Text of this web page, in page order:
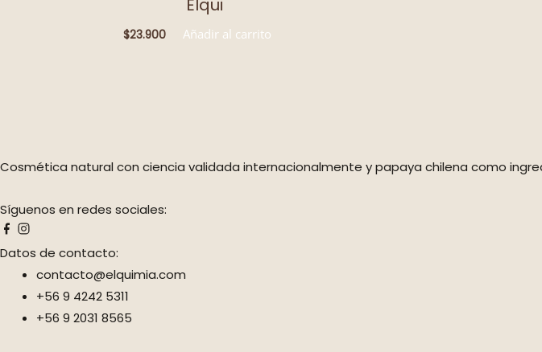
Elqui
$23.900 Añadir al carrito
Cosmética natural con ciencia validada internacionalmente y papaya chilena como
Síguenos en redes sociales:
Datos de contacto:
contacto@elquimia.com
+56 9 4242 5311
+56 9 2031 8565